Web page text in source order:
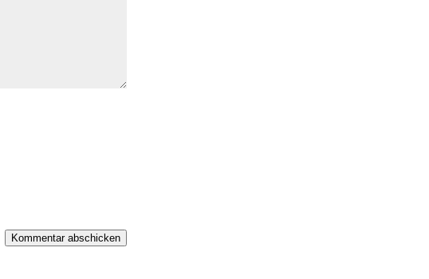
Kommentar abschicken